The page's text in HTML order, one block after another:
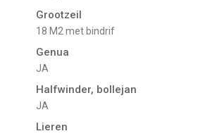
Grootzeil
18 M2 met bindrif
Genua
JA
Halfwinder, bollejan
JA
Lieren